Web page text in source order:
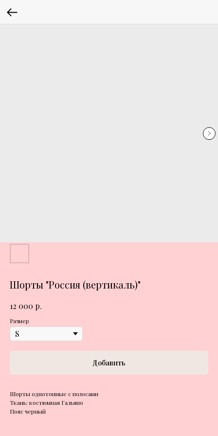
Шорты "Россия (вертикаль)"
12 000 р.
Размер
Добавить
Шорты однотонные с полосами
Ткань: костюмная Гальяно
Пояс черный